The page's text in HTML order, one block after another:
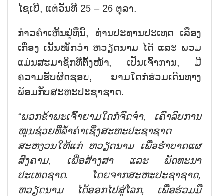
ໄຊເບີ, ແຕ່ວັນທີ 25 – 26 ຕຸລາ.
ກ່າວຄຳເຫັນຢູ່ທີ່ນີ້, ທ່ານປະທານປະເທດ ເລືອງ
ເກື່ອງ ເນັ້ນໜັກວ່າ ຫວຽດນາມ ໄດ້ ແລະ ພວມ
ແມ່ນສະມາຊິກທີ່ຕັ້ງໜ້າ, ເປັນເຈົ້າການ, ມີ
ຄວາມຮັບຜິດຊອບ, ຍາມໃດກໍ່ຮ່ວມເດີນທາງ
ພ້ອມກັບສະຫະປະຊາຊາດ.
“ພວກຂ້າພະເຈົ້າຍາມໃດກໍ່ຈົດຈຳ, ເຄົາລົບການ
ໜູນຊ່ວຍທີ່ລ້ຳຄ່າເຊິ່ງສະຫະປະຊາຊາດ
ສະຫງວນໃຫ້ແກ່ ຫວຽດນາມ ເພື່ອຮຳບາດແຜ
ສົງຄາມ, ເພື່ອສ້າງສາ ແລະ ພັດທະນາ
ປະເທດຊາດ.
ໂດຍຈາກສະຫະປະຊາຊາດ,
ຫວຽດນາມ ໄດ້ອອກໄປສູ່ໂລກ, ເພື່ອຮ່ວມມື